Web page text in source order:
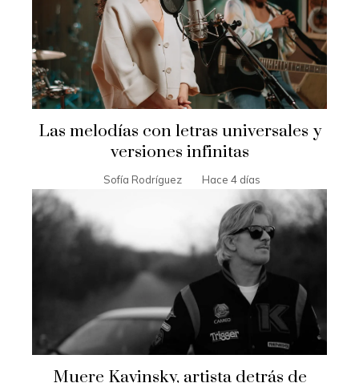
Las melodías con letras universales y
versiones infinitas
Sofía Rodríguez Hace 4 días
Muere Kavinsky, artista detrás de